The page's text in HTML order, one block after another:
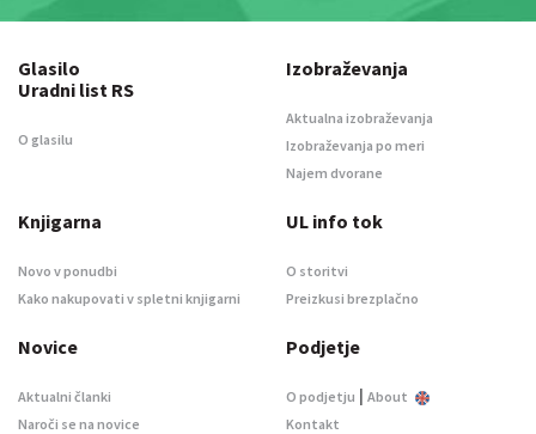
Glasilo
Uradni list RS
O glasilu
Izobraževanja
Aktualna izobraževanja
Izobraževanja po meri
Najem dvorane
Knjigarna
Novo v ponudbi
Kako nakupovati v spletni knjigarni
UL info tok
O storitvi
Preizkusi brezplačno
Novice
Aktualni članki
Naroči se na novice
Podjetje
O podjetju | About
Kontakt